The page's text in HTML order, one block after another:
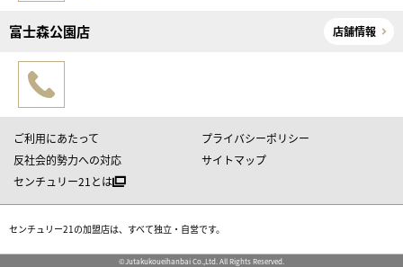
富士森公園店 店舗情報
ご利用にあたって
プライバシーポリシー
反社会的勢力への対応
サイトマップ
センチュリー21とは
センチュリー21の加盟店は、すべて独立・自営です。
©Jutakukoueihanbai Co.,Ltd. All Rights Reserved.